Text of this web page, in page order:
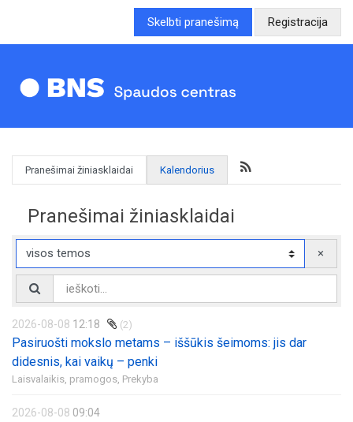
Skelbti pranešimą Registracija
Pranešimai žiniasklaidai Kalendorius
Pranešimai žiniasklaidai
×
2026-08-08 12:18 (2)
Pasiruošti mokslo metams – iššūkis šeimoms: jis dar
didesnis, kai vaikų – penki
Laisvalaikis, pramogos, Prekyba
2026-08-08 09:04